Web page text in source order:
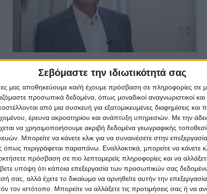
Σεβόμαστε την ιδιωτικότητά σας
μας αποθηκεύουμε και/ή έχουμε πρόσβαση σε πληροφορίες σε
προσωπικά δεδομένα, όπως μοναδικοί αναγνωριστικοί
από μια συσκευή για εξατομικευμένες διαφημίσεις και
έρευνα ακροατηρίου και ανάπτυξη υπηρεσιών. Με την
να χρησιμοποιήσουμε ακριβή δεδομένα γεωγραφικής
Μπορείτε να κάνετε κλικ για να συναινέσετε στην
περιγράφεται παραπάνω. Εναλλακτικά, μπορείτε να κάνετε
πρόσβαση σε πιο λεπτομερείς πληροφορίες και να
υπόψη ότι κάποια επεξεργασία των προσωπικών σας
σας, αλλά έχετε το δικαίωμα να αρνηθείτε αυτήν την
τον ιστότοπο. Μπορείτε να αλλάξετε τις προτιμήσεις σας ή να
Μαρκόπουλος προς
Αναπτυξιακή:«Είμαι υποχρεωμένος
να προβώ σε ένδικα μέσα»
Psaxna.gr 5 ΑΥΓΟΎΣΤΟΥ 2026